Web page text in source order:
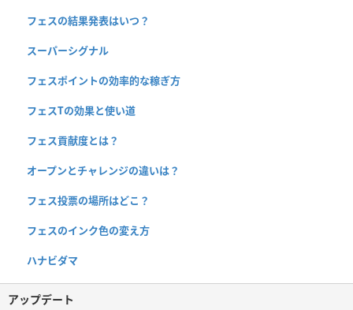
フェスの結果発表はいつ？
スーパーシグナル
フェスポイントの効率的な稼ぎ方
フェスTの効果と使い道
フェス貢献度とは？
オープンとチャレンジの違いは？
フェス投票の場所はどこ？
フェスのインク色の変え方
ハナビダマ
アップデート